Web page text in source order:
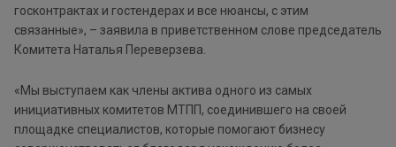
госконтрактах и гостендерах и все нюансы, с этим
связанные», – заявила в приветственном слове председатель
Комитета Наталья Переверзева.
«Мы выступаем как члены актива одного из самых
инициативных комитетов МТПП, соединившего на своей
площадке специалистов, которые помогают бизнесу